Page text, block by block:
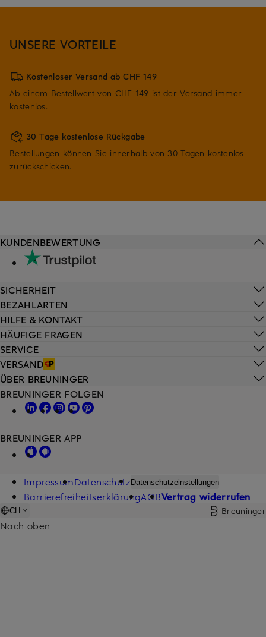
UNSERE VORTEILE
Kostenloser Versand ab CHF 149
Ab einem Bestellwert von CHF 149 ist der Versand immer
kostenlos.
30 Tage kostenlose Rückgabe
Bestellungen können Sie innerhalb von 30 Tagen kostenlos
zurückschicken.
HILFE & KONTAKT
HÄUFIGE FRAGEN
SERVICE
VERSAND
KUNDENBEWERTUNG
SICHERHEIT
BEZAHLARTEN
ÜBER BREUNINGER
BREUNINGER FOLGEN
BREUNINGER APP
ImpressumDatenschutzDatenschutzeinstellungen
BarrierefreiheitserklärungAGBVertrag widerrufen
CH Breuninger
Nach oben